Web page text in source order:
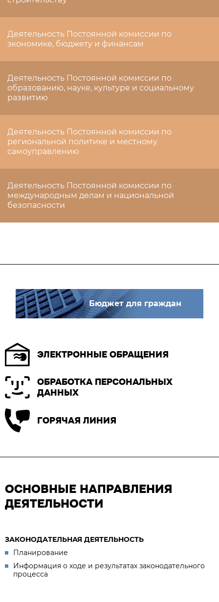
Деятельность Постоянной комиссии по
экономике, бюджету и финансам
Деятельность Постоянной комиссии по
образованию, науке, культуре и социальному
развитию
Деятельность Постоянной комиссии по
региональной политике и местному
самоуправлению
Деятельность Постоянной комиссии по
международным делам и национальной
безопасности
Бюджет для граждан
ЭЛЕКТРОННЫЕ ОБРАЩЕНИЯ
ОБРАБОТКА ПЕРСОНАЛЬНЫХ
ДАННЫХ
ГОРЯЧАЯ ЛИНИЯ
ОСНОВНЫЕ НАПРАВЛЕНИЯ
ДЕЯТЕЛЬНОСТИ
ЗАКОНОДАТЕЛЬНАЯ ДЕЯТЕЛЬНОСТЬ
Планирование
Информация о ходе и результатах законодательного
процесса